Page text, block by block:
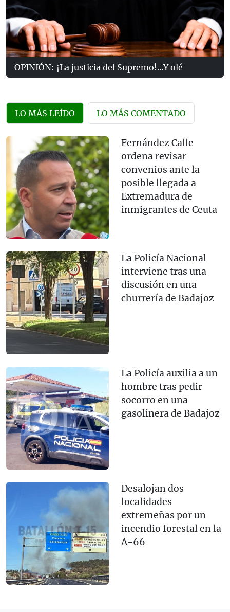
OPINIÓN: ¡La justicia del Supremo!...Y olé
LO MÁS LEÍDO LO MÁS COMENTADO
Fernández Calle
ordena revisar
convenios ante la
posible llegada a
Extremadura de
inmigrantes de Ceuta
La Policía Nacional
interviene tras una
discusión en una
churrería de Badajoz
La Policía auxilia a un
hombre tras pedir
socorro en una
gasolinera de Badajoz
Desalojan dos
localidades
extremeñas por un
incendio forestal en la
A-66